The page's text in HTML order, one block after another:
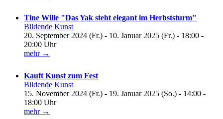
Tine Wille "Das Yak steht elegant im Herbststurm"
Bildende Kunst
20. September 2024 (Fr.) - 10. Januar 2025 (Fr.) - 18:00 -
20:00 Uhr
mehr →
Kauft Kunst zum Fest
Bildende Kunst
15. November 2024 (Fr.) - 19. Januar 2025 (So.) - 14:00 -
18:00 Uhr
mehr →